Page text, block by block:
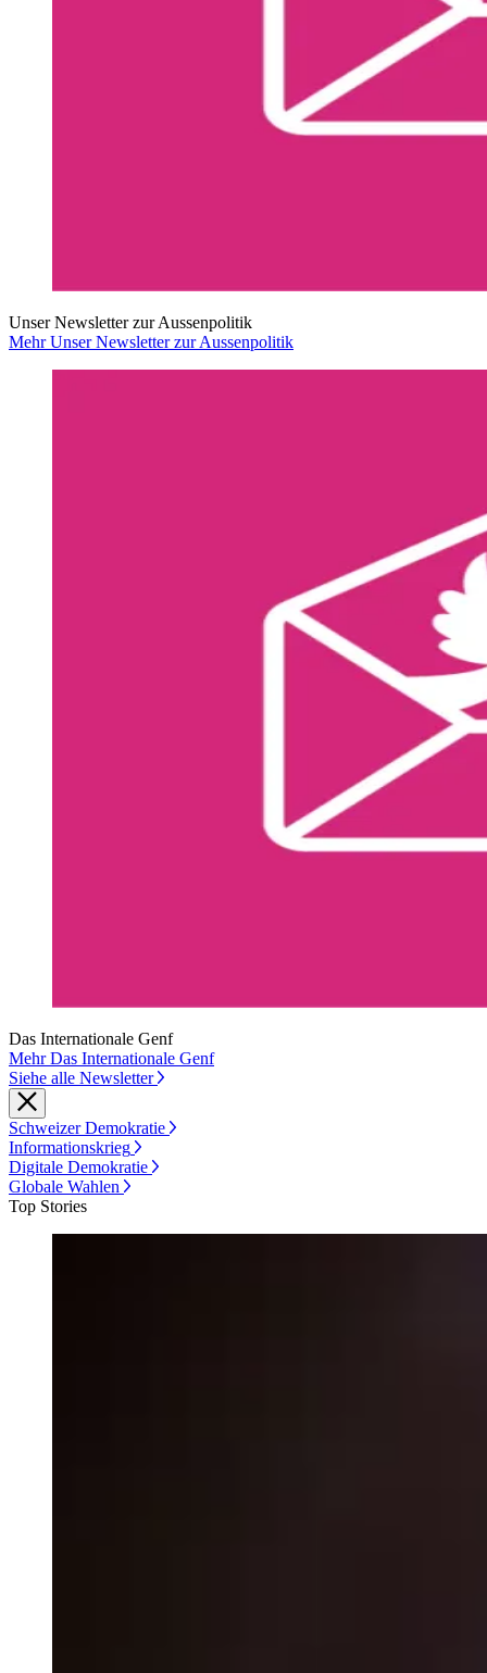
Unser Newsletter zur Aussenpolitik
Mehr Unser Newsletter zur Aussenpolitik
Das Internationale Genf
Mehr Das Internationale Genf
Siehe alle Newsletter
Schweizer Demokratie
Informationskrieg
Digitale Demokratie
Globale Wahlen
Top Stories